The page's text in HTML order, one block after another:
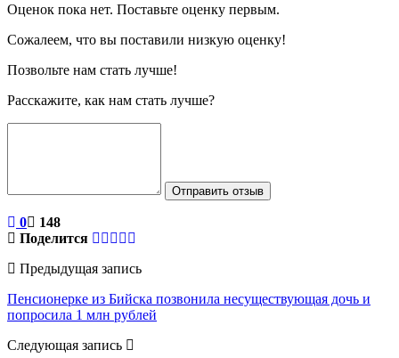
Оценок пока нет. Поставьте оценку первым.
Сожалеем, что вы поставили низкую оценку!
Позвольте нам стать лучше!
Расскажите, как нам стать лучше?
Отправить отзыв
0
148
Поделится
Предыдущая запись
Пенсионерке из Бийска позвонила несуществующая дочь и
попросила 1 млн рублей
Следующая запись